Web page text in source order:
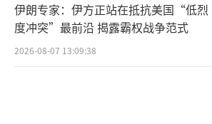
伊朗专家：伊方正站在抵抗美国“低烈
度冲突”最前沿 揭露霸权战争范式
2026-08-07 13:09:38